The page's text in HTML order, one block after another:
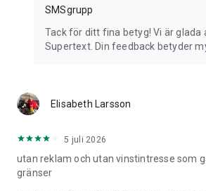
❤️ BYGGT I STOCKHOLM – FÖR RIKTIGA
Supertext är en vidareutveckling av
tidigare grupper och inställningar finns
💬 FEEDBACK
Vi älskar feedback!
Maila oss gärna på
SMSgrupp
Tack för ditt fina betyg! Vi är glada
Supertext. Din feedback betyder
Elisabeth Larsson
5 juli 2026
utan reklam och utan vinstintresse som
gränser